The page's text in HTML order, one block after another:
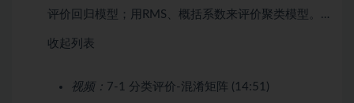
评价回归模型；用RMS、概括系数来评价聚类模型。…
收起列表
视频： 7-1 分类评价-混淆矩阵 (14:51)